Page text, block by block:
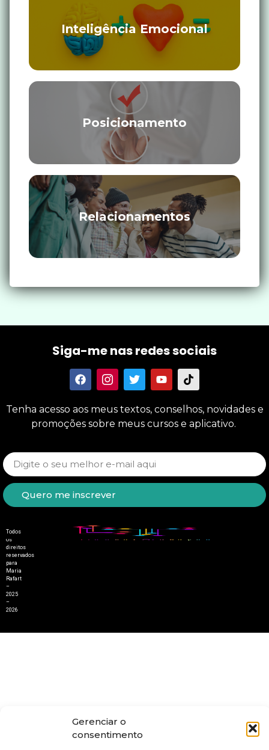
Gerenciar o
consentimento
Inteligência Emocional
Posicionamento
Relacionamentos
Siga-me nas redes sociais
Tenha acesso aos meus textos, conselhos, novidades e
promoções sobre meus cursos e aplicativo.
Quero me inscrever
Todos
os
direitos
reservados
para
Maria
Rafart
–
2025
–
2026